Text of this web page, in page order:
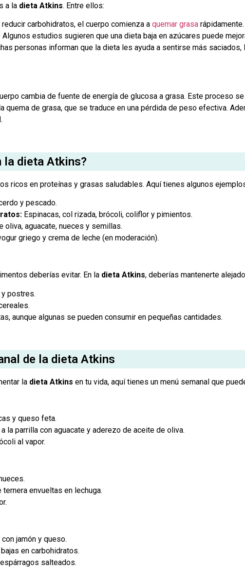
a la dieta Atkins. Entre ellos:
reducir carbohidratos, el cuerpo comienza a quemar grasa rápidamente.
Algunos estudios sugieren que una dieta baja en azúcares puede
personas informan que la dieta les ayuda a sentirse más
cambia de fuente de energía de glucosa a grasa. Este proceso
quema de grasa, que se traduce en una pérdida de peso efectiva.
la dieta Atkins?
ricos en proteínas y grasas saludables. Aquí tienes algunos
y pescado.
Espinacas, col rizada, brócoli, coliflor y pimientos.
oliva, aguacate, nueces y semillas.
griego y crema de leche (en moderación).
deberías evitar. En la dieta Atkins, deberías mantenerte
postres.
aunque algunas se pueden consumir en pequeñas cantidades.
de la dieta Atkins
la dieta Atkins en tu vida, aquí tienes un menú semanal que
y queso feta.
la parrilla con aguacate y aderezo de aceite de oliva.
al vapor.
ternera envueltas en lechuga.
jamón y queso.
en carbohidratos.
salteados.